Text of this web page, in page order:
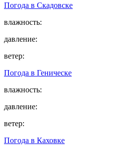
Погода в Скадовске
влажность:
давление:
ветер:
Погода в Геническе
влажность:
давление:
ветер:
Погода в Каховке